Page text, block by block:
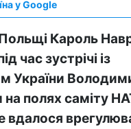
у Google
Кароль
час зустрічі із
України
полях саміту
вдалося